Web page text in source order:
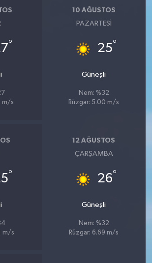
°
m/s
10 AĞUSTOS
PAZARTESI
25°
Güneşli
Nem: %32
Rüzgar: 5.00 m/s
°
m/s
12 AĞUSTOS
ÇARŞAMBA
26°
Güneşli
Nem: %32
Rüzgar: 6.69 m/s